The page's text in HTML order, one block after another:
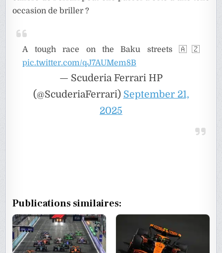
occasion de briller ?
A tough race on the Baku streets 🇦🇿
pic.twitter.com/qJ7AUMem8B
— Scuderia Ferrari HP
(@ScuderiaFerrari) September 21,
2025
Publications similaires: